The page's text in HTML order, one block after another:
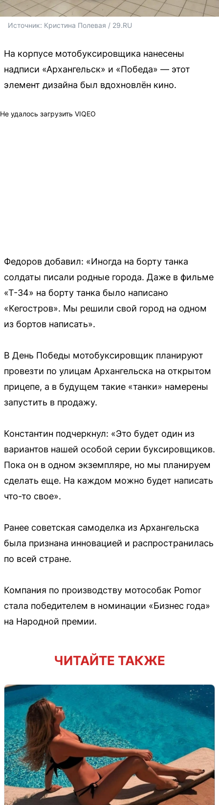
Источник: Кристина Полевая / 29.RU
На корпусе мотобуксировщика нанесены
надписи «Архангельск» и «Победа» — этот
элемент дизайна был вдохновлён кино.
Не удалось загрузить VIQEO
Федоров добавил: «Иногда на борту танка
солдаты писали родные города. Даже в фильме
«Т-34» на борту танка было написано
«Кегостров». Мы решили свой город на одном
из бортов написать».
В День Победы мотобуксировщик планируют
провезти по улицам Архангельска на открытом
прицепе, а в будущем такие «танки» намерены
запустить в продажу.
Константин подчеркнул: «Это будет один из
вариантов нашей особой серии буксировщиков.
Пока он в одном экземпляре, но мы планируем
сделать еще. На каждом можно будет написать
что-то свое».
Ранее советская самоделка из Архангельска
была признана инновацией и распространилась
по всей стране.
Компания по производству мотособак Pomor
стала победителем в номинации «Бизнес года»
на Народной премии.
ЧИТАЙТЕ ТАКЖЕ